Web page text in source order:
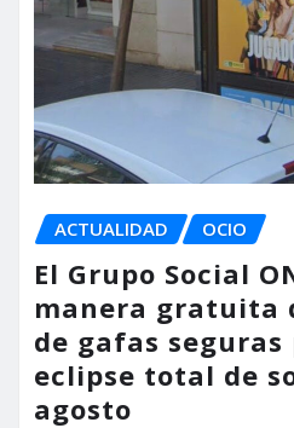
ACTUALIDAD OCIO
El Grupo Social
manera gratuita
de gafas
eclipse total de
agosto